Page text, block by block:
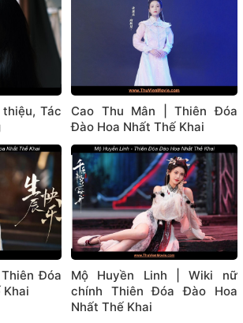
Tác
Cao Thu Mân | Thiên Đóa
Đào Hoa Nhất Thế Khai
Đóa
Khai
Mộ Huyền Linh | Wiki nữ
chính Thiên Đóa Đào Hoa
Nhất Thế Khai